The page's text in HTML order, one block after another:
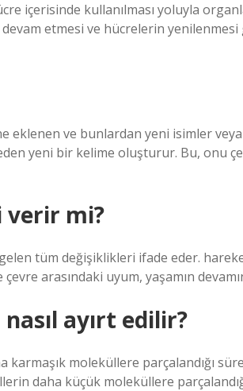
içerisinde kullanılması yoluyla
devam etmesi ve hücrelerin
eklenen ve bunlardan yeni isimler
yeni bir kelime oluşturur. Bu, onu
verir mi?
tüm değişiklikleri ifade eder.
arasındaki uyum, yaşamın
ayırt edilir?
moleküllere parçalandığı
daha küçük moleküllere